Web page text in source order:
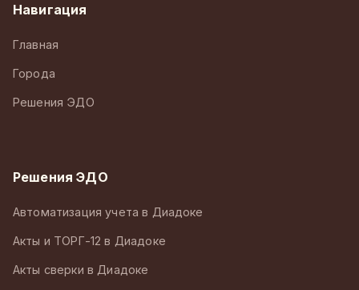
Навигация
Главная
Города
Решения ЭДО
Решения ЭДО
Автоматизация учета в Диадоке
Акты и ТОРГ-12 в Диадоке
Акты сверки в Диадоке